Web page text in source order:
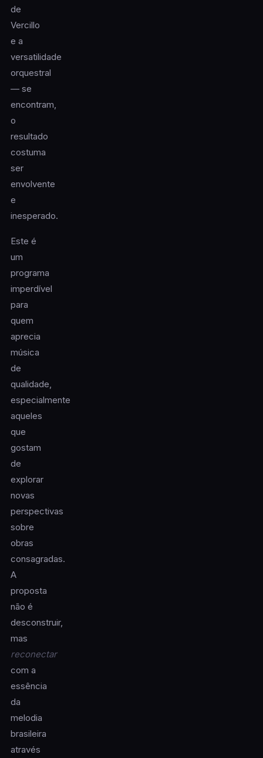
de
Vercillo
e a
versatilidade
orquestral
— se
encontram,
o
resultado
costuma
ser
envolvente
e
inesperado.
Este é
um
programa
imperdível
para
quem
aprecia
música
de
qualidade,
especialmente
aqueles
que
gostam
de
explorar
novas
perspectivas
sobre
obras
consagradas.
A
proposta
não é
desconstruir,
mas
reconectar
com a
essência
da
melodia
brasileira
através